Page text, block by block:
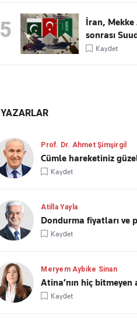
5
İran, Mekke
sonrası
Kaydet
YAZARLAR
Prof. Dr. Ahmet Şimşirgil
Cümle hareketiniz
Kaydet
Atilla Yayla
Dondurma fiyatları ve
Kaydet
Meryem Aybike Sinan
Atina’nın hiç bitmeyen
Kaydet